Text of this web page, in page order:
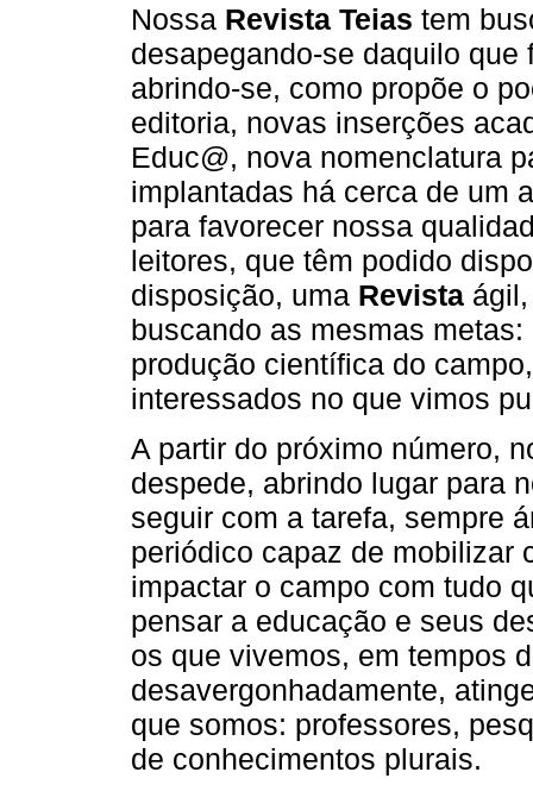
Nossa Revista Teias tem
desapegando-se daquilo
abrindo-se, como propõe o
editoria, novas inserções
Educ@, nova nomenclatura
implantadas há cerca de um
para favorecer nossa
leitores, que têm podido
disposição, uma Revista
buscando as mesmas
produção científica do
interessados no que vimos
A partir do próximo número,
despede, abrindo lugar para
seguir com a tarefa, sempre
periódico capaz de mobilizar
impactar o campo com tudo
pensar a educação e seus
os que vivemos, em tempos
desavergonhadamente,
que somos: professores,
de conhecimentos plurais.